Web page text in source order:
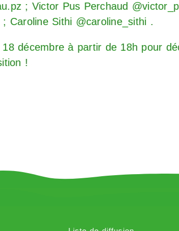
; Victor Pus Perchaud
Caroline Sithi @caroline_sithi .
décembre à partir de 18h pour
!